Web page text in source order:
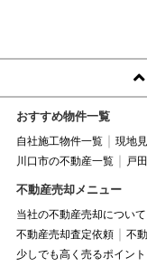
おすすめ物件一覧
自社施工物件一覧 現地
川口市の不動産一覧
戸
不動産売却メニュー
当社の不動産売却について
不動産売却査定依頼
不
少しでも高く売るポイント